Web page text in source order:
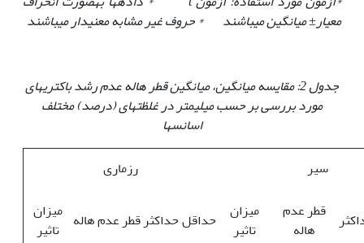
معیار±میانگین می‏باشند * حروف غیر مشابه معنی‏دار می‏باشند
جدول 2: مقایسه میانگین، میانگین قطر هاله عدم رشد باکتری‏های
مورد بررسی بر حسب میلی‏متر در غلظت‏های (درصد) مختلف
اسانس‏ها
رزماری
سیر
میزان
تاثیر قطر عدم هاله حداکثرحداقل میزان
تاثیر
قطر عدم
هاله